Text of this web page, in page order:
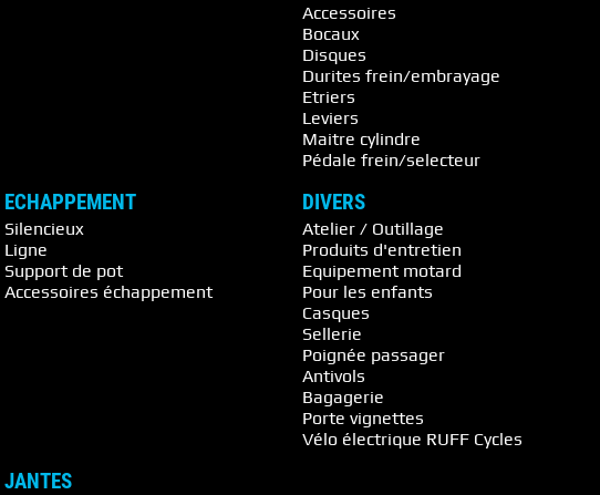
Accessoires
Bocaux
Disques
Durites frein/embrayage
Etriers
Leviers
Maitre cylindre
Pédale frein/selecteur
ECHAPPEMENT
Silencieux
Ligne
Support de pot
Accessoires échappement
DIVERS
Atelier / Outillage
Produits d'entretien
Equipement motard
Pour les enfants
Casques
Sellerie
Poignée passager
Antivols
Bagagerie
Porte vignettes
Vélo électrique RUFF Cycles
JANTES